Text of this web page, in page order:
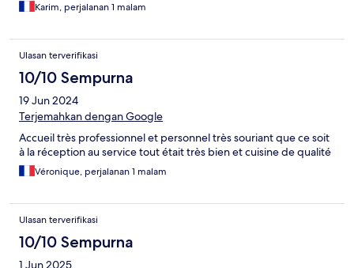
Karim, perjalanan 1 malam
Ulasan terverifikasi
10/10 Sempurna
19 Jun 2024
Terjemahkan dengan Google
Accueil très professionnel et personnel très souriant que ce soit
à la réception au service tout était très bien et cuisine de qualité
Véronique, perjalanan 1 malam
Ulasan terverifikasi
10/10 Sempurna
1 Jun 2025